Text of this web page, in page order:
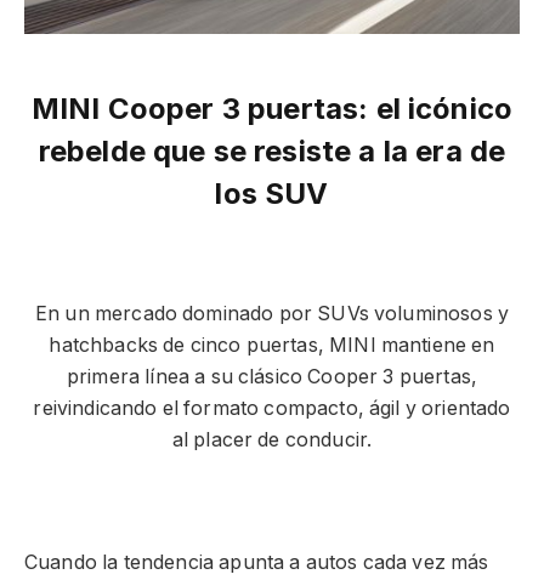
MINI Cooper 3 puertas: el icónico
rebelde que se resiste a la era de
los SUV
En un mercado dominado por SUVs voluminosos y
hatchbacks de cinco puertas, MINI mantiene en
primera línea a su clásico Cooper 3 puertas,
reivindicando el formato compacto, ágil y orientado
al placer de conducir.
Cuando la tendencia apunta a autos cada vez más